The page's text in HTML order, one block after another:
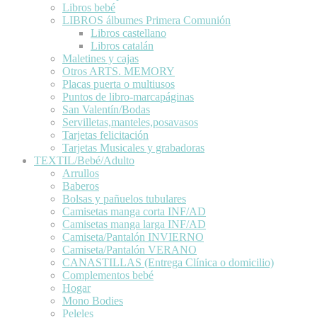
Libros bebé
LIBROS álbumes Primera Comunión
Libros castellano
Libros catalán
Maletines y cajas
Otros ARTS. MEMORY
Placas puerta o multiusos
Puntos de libro-marcapáginas
San Valentín/Bodas
Servilletas,manteles,posavasos
Tarjetas felicitación
Tarjetas Musicales y grabadoras
TEXTIL/Bebé/Adulto
Arrullos
Baberos
Bolsas y pañuelos tubulares
Camisetas manga corta INF/AD
Camisetas manga larga INF/AD
Camiseta/Pantalón INVIERNO
Camiseta/Pantalón VERANO
CANASTILLAS (Entrega Clínica o domicilio)
Complementos bebé
Hogar
Mono Bodies
Peleles